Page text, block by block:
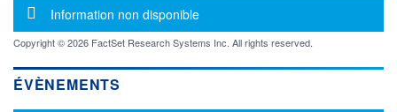
Message d'information
Information non disponible
Copyright © 2026 FactSet Research Systems Inc. All rights reserved.
ÉVÈNEMENTS